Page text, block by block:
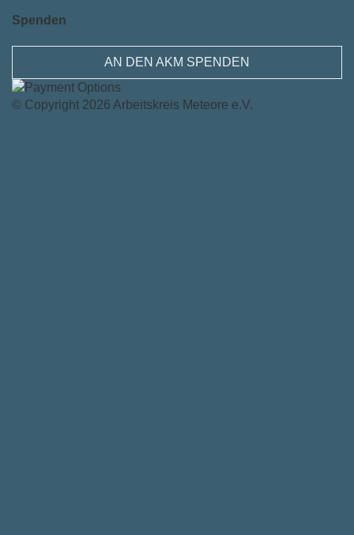
Spenden
AN DEN AKM SPENDEN
© Copyright 2026 Arbeitskreis Meteore e.V.